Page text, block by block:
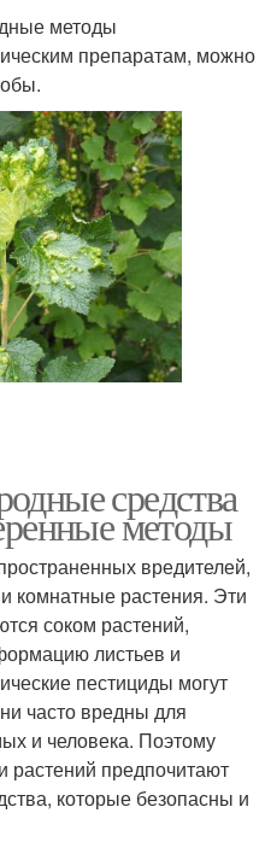
методы
препаратам, можно
средства
методы
вредителей,
комнатные растения. Эти
соком растений,
листьев и
пестициды могут
часто вредны для
и человека. Поэтому
растений предпочитают
которые безопасны и